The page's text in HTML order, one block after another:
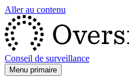
Aller au contenu
Conseil de surveillance
Menu primaire